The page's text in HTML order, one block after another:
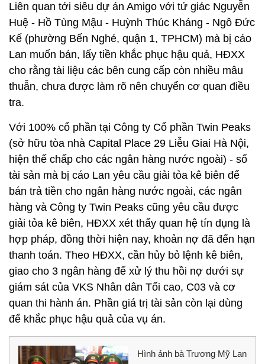
Liên quan tới siêu dự án Amigo với tứ giác Nguyễn
Huệ - Hồ Tùng Mậu - Huỳnh Thúc Kháng - Ngô Đức
Kế (phường Bến Nghé, quận 1, TPHCM) mà bị cáo
Lan muốn bán, lấy tiền khắc phục hậu quả, HĐXX
cho rằng tài liệu các bên cung cấp còn nhiều mâu
thuẫn, chưa được làm rõ nên chuyển cơ quan điều
tra.
Với 100% cổ phần tại Công ty Cổ phần Twin Peaks
(sở hữu tòa nhà Capital Place 29 Liễu Giai Hà Nội,
hiện thế chấp cho các ngân hàng nước ngoài) - số
tài sản mà bị cáo Lan yêu cầu giải tỏa kê biên để
bán trả tiền cho ngân hàng nước ngoài, các ngân
hàng và Công ty Twin Peaks cũng yêu cầu được
giải tỏa kê biên, HĐXX xét thấy quan hệ tín dụng là
hợp pháp, đồng thời hiện nay, khoản nợ đã đến hạn
thanh toán. Theo HĐXX, cần hủy bỏ lệnh kê biên,
giao cho 3 ngân hàng để xử lý thu hồi nợ dưới sự
giám sát của VKS Nhân dân Tối cao, C03 và cơ
quan thi hành án. Phần giá trị tài sản còn lại dùng
để khắc phục hậu quả của vụ án.
Hình ảnh bà Trương Mỹ Lan